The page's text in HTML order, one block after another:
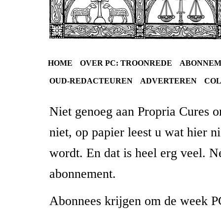
HOME OVER PC: TROONREDE
OUD-REDACTEUREN ADVERTEREN
Niet genoeg aan Propria Cures
niet, op papier leest u wat hier
wordt. En dat is heel erg veel.
abonnement.
Abonnees krijgen om de week